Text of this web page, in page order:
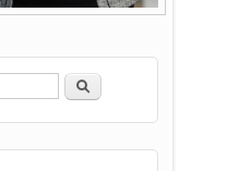
Căutare